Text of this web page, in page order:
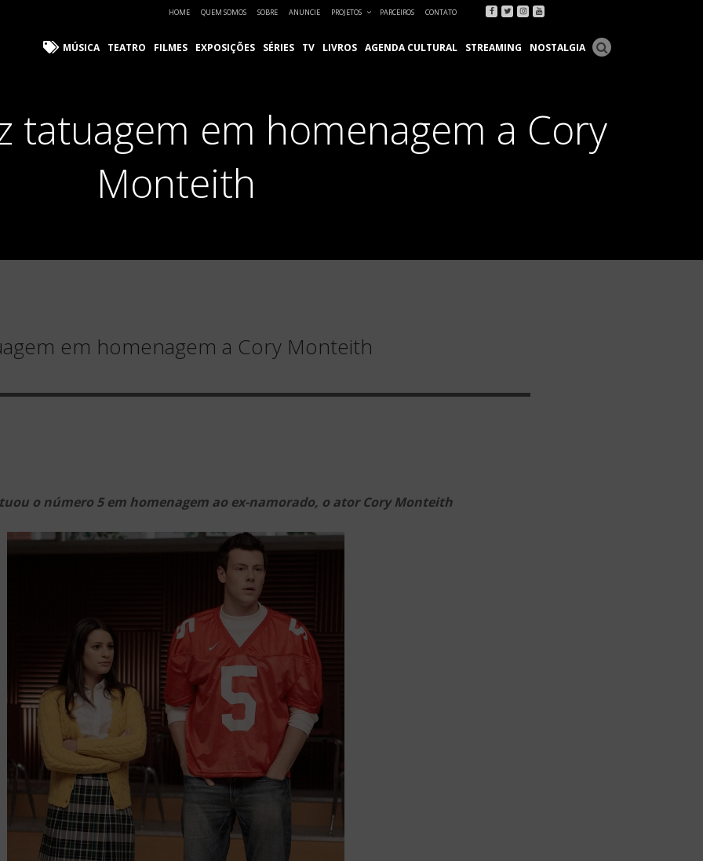
HOME QUEM SOMOS SOBRE ANUNCIE PROJETOS PARCEIROS CONTATO Facebook
Twitter
Instagram
Youtube
MÚSICA TEATRO FILMES EXPOSIÇÕES SÉRIES TV LIVROS AGENDA CULTURAL STREAMING NOSTALGIA
tatuagem em homenagem a Cory
Monteith
em homenagem a Cory Monteith
o número 5 em homenagem ao ex-namorado, o ator Cory Monteith